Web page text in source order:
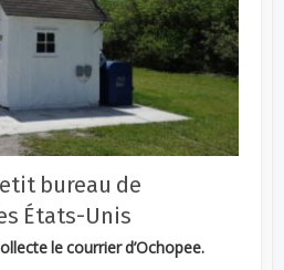
bureau de
États-Unis
le courrier d’Ochopee.